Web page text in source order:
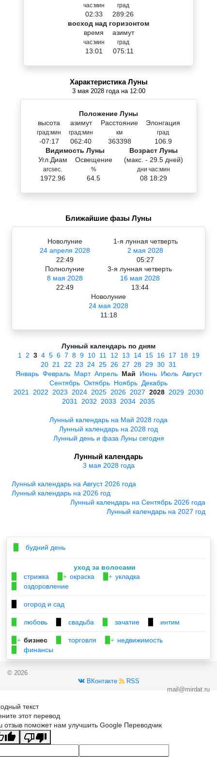
час:мин
02:33
град
289:26
восход над горизонтом
время
час:мин
13:01
азимут
град
075:11
Характеристика Луны
3 мая 2028 года на 12:00
Положение Луны
высота
град:мин
-07:17
азимут
град:мин
062:40
Расстояние
км
363398
Элонгация
град
106.9
Видимость Луны
Угл.Диам
arcsec.
1972.96
Освещение
%
64.5
Возраст Луны
(макс. - 29.5 дней)
дни час:мин
08 18:29
Ближайшие фазы Луны
Новолуние
24 апреля 2028
22:49
1-я лунная четверть
2 мая 2028
05:27
Полнолуние
8 мая 2028
22:49
3-я лунная четверть
16 мая 2028
13:44
Новолуние
24 мая 2028
11:18
Лунный календарь по дням
1
2 3 4 5 6 7 8 9 10 11 12 13 14 15 16 17 18 19
20 21 22 23 24 25 26 27 28 29 30 31
Январь Февраль Март Апрель Май Июнь Июль Август
Сентябрь Октябрь Ноябрь Декабрь
2021
2022 2023 2024 2025 2026 2027 2028 2029 2030
2031
2032 2033 2034 2035
Лунный календарь на Май 2028 года
Лунный календарь на 2028 год
Лунный день и фаза Луны сегодня
Лунный календарь
3 мая 2028 года
Лунный календарь на Август 2026 года
Лунный календарь на 2026 год
Лунный календарь на Сентябрь 2026 года
Лунный календарь на 2027 год
будний день
уход за волосами
стрижка ▉+ окраска ▉+ укладка
оздоровление
огород и сад
любовь свадьба зачатие интим
▉+ бизнес торговля ▉+ недвижимость
финансы
© 2026
ВКонтакте
RSS
mail@mirdat.ru
текст
этот перевод
отзыв поможет нам улучшить Google Переводчик